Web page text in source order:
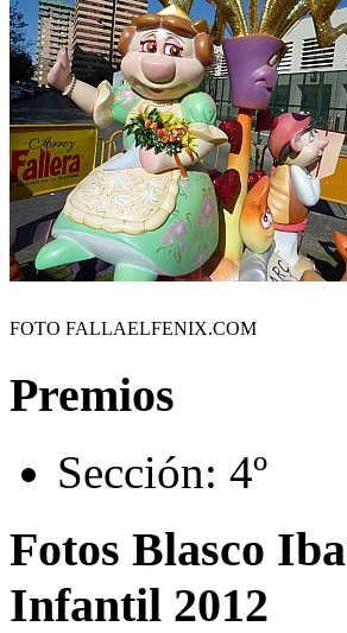
FOTO FALLAELFENIX.COM
Premios
Sección: 4º
Fotos Blasco
Infantil 2012